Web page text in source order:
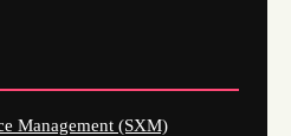
Management (SXM)